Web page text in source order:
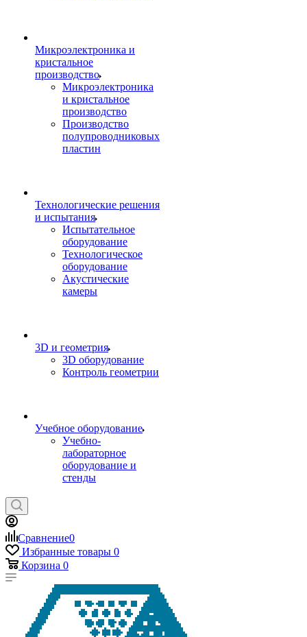
Микроэлектроника и
кристальное
производство
Микроэлектроника
и кристальное
производство
Производство
полупроводниковых
пластин
Технологические решения
и испытания
Испытательное
оборудование
Технологическое
оборудование
Акустические
камеры
3D и геометрия
3D оборудование
Контроль геометрии
Учебное оборудование
Учебно-
лабораторное
оборудование и
стенды
Сравнение0
Избранные товары 0
Корзина 0